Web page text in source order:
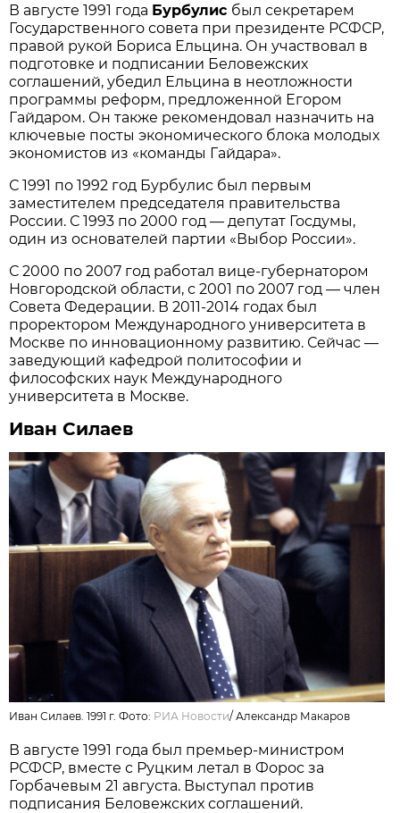
В августе 1991 года Бурбулис был секретарем
Государственного совета при президенте РСФСР,
правой рукой Бориса Ельцина. Он участвовал в
подготовке и подписании Беловежских
соглашений, убедил Ельцина в неотложности
программы реформ, предложенной Егором
Гайдаром. Он также рекомендовал назначить на
ключевые посты экономического блока молодых
экономистов из «команды Гайдара».
С 1991 по 1992 год Бурбулис был первым
заместителем председателя правительства
России. С 1993 по 2000 год — депутат Госдумы,
один из основателей партии «Выбор России».
С 2000 по 2007 год работал вице-губернатором
Новгородской области, с 2001 по 2007 год — член
Совета Федерации. В 2011-2014 годах был
проректором Международного университета в
Москве по инновационному развитию. Сейчас —
заведующий кафедрой политософии и
философских наук Международного
университета в Москве.
Иван Силаев
Иван Силаев. 1991 г. Фото: РИА Новости/Александр Макаров
В августе 1991 года был премьер-министром
РСФСР, вместе с Руцким летал в Форос за
Горбачевым 21 августа. Выступал против
подписания Беловежских соглашений.